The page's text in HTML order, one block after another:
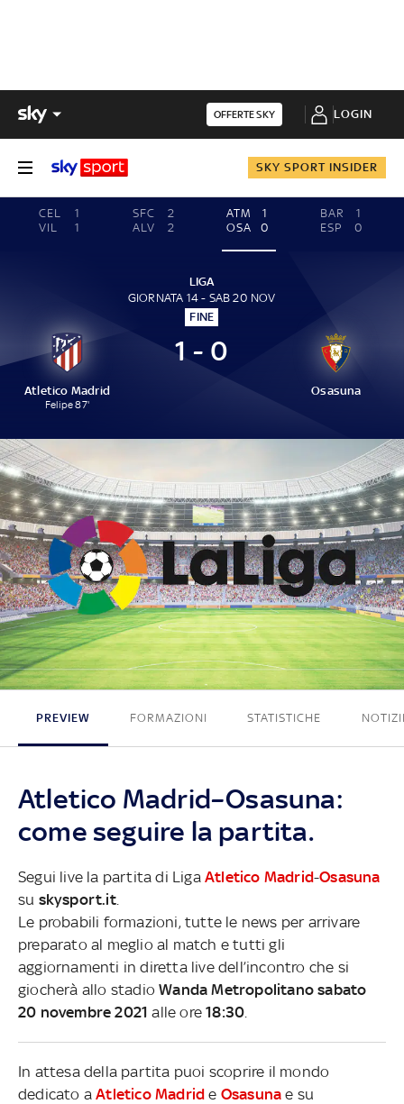
OFFERTE SKY LOGIN
SKY SPORT INSIDER
CEL
1
VIL
1
SFC
2
ALV
2
ATM
1
OSA
0
BAR
1
ESP
0
LIGA
GIORNATA 14 - SAB 20 NOV
FINE
Atletico Madrid
Felipe 87'
1 - 0
Osasuna
1 - 0
PREVIEW FORMAZIONI STATISTICHE
Atletico Madrid–Osasuna:
come seguire la partita.
Segui live la partita di Liga Atletico Madrid-Osasuna
su skysport.it.
Le probabili formazioni, tutte le news per arrivare
preparato al meglio al match e tutti gli
aggiornamenti in diretta live dell’incontro che si
giocherà allo stadioWanda Metropolitano sabato
20 novembre 2021 alle ore18:30
In attesa della partita puoi scoprire il mondo
dedicato aAtletico Madrid e Osasuna e su